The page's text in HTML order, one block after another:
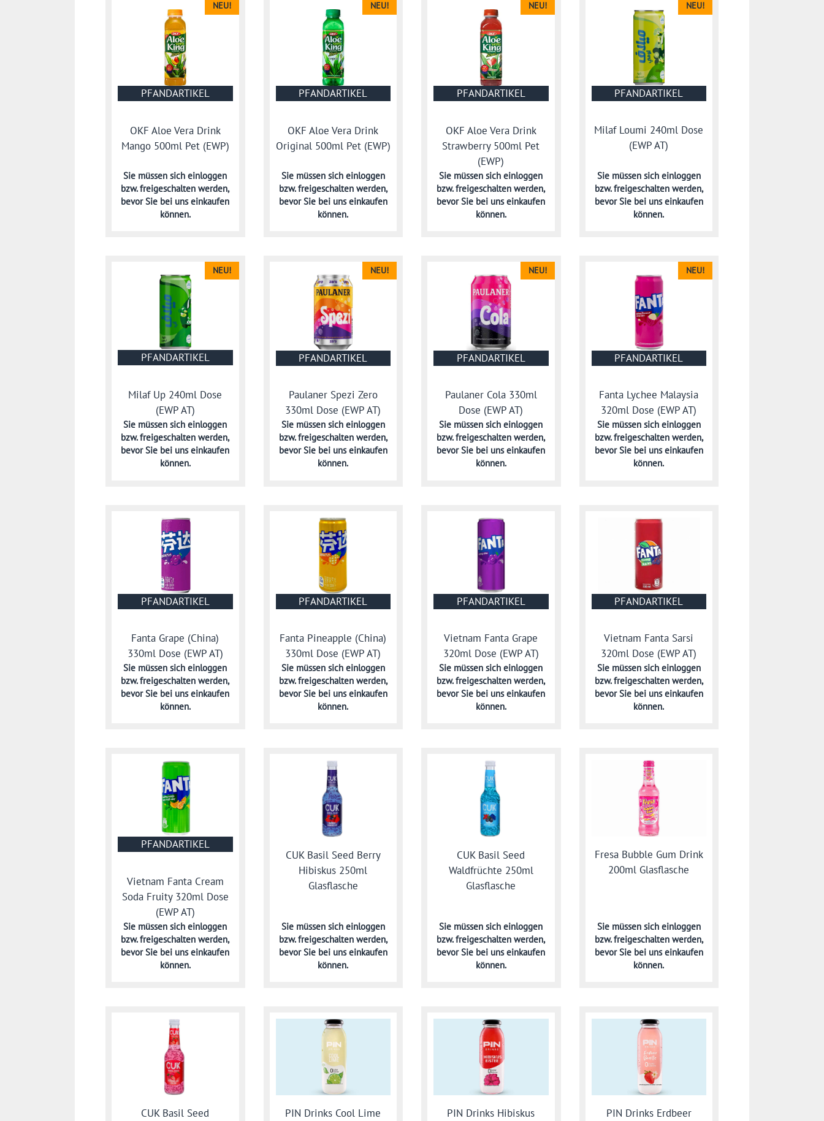
NEU!
PFANDARTIKEL
OKF Aloe Vera Drink
Mango 500ml Pet (EWP)
Sie müssen sicheinloggen
bzw. freigeschalten werden,
bevor Sie bei uns einkaufen
können.
NEU!
PFANDARTIKEL
OKF Aloe Vera Drink
Original 500ml Pet (EWP)
Sie müssen sich einloggen
bzw. freigeschalten werden,
bevor Sie bei uns einkaufen
können.
NEU!
PFANDARTIKEL
OKF Aloe Vera Drink
Strawberry 500ml Pet
(EWP)
Sie müssen sicheinloggen
bzw. freigeschalten werden,
bevor Sie bei uns einkaufen
können.
NEU!
PFANDARTIKEL
Milaf Loumi 240ml Dose
(EWP AT)
Sie müssen sich einloggen
bzw. freigeschalten werden,
bevor Sie bei uns einkaufen
können.
NEU!
PFANDARTIKEL
Milaf Up 240ml Dose
(EWP AT)
Sie müssen sicheinloggen
bzw. freigeschalten werden,
bevor Sie bei uns einkaufen
können.
NEU!
PFANDARTIKEL
Paulaner Spezi Zero
330ml Dose (EWP AT)
Sie müssen sich einloggen
bzw. freigeschalten werden,
bevor Sie bei uns einkaufen
können.
NEU!
PFANDARTIKEL
Paulaner Cola 330ml
Dose (EWP AT)
Sie müssen sicheinloggen
bzw. freigeschalten werden,
bevor Sie bei uns einkaufen
können.
NEU!
PFANDARTIKEL
Fanta Lychee Malaysia
320ml Dose (EWP AT)
Sie müssen sich einloggen
bzw. freigeschalten werden,
bevor Sie bei uns einkaufen
können.
PFANDARTIKEL
Fanta Grape (China)
330ml Dose (EWP AT)
Sie müssen sicheinloggen
bzw. freigeschalten werden,
bevor Sie bei uns einkaufen
können.
PFANDARTIKEL
Fanta Pineapple (China)
330ml Dose (EWP AT)
Sie müssen sich einloggen
bzw. freigeschalten werden,
bevor Sie bei uns einkaufen
können.
PFANDARTIKEL
Vietnam Fanta Grape
320ml Dose (EWP AT)
Sie müssen sicheinloggen
bzw. freigeschalten werden,
bevor Sie bei uns einkaufen
können.
PFANDARTIKEL
Vietnam Fanta Sarsi
320ml Dose (EWP AT)
Sie müssen sich einloggen
bzw. freigeschalten werden,
bevor Sie bei uns einkaufen
können.
PFANDARTIKEL
Vietnam Fanta Cream
Soda Fruity 320ml Dose
(EWP AT)
Sie müssen sicheinloggen
bzw. freigeschalten werden,
bevor Sie bei uns einkaufen
können.
CUK Basil Seed Berry
Hibiskus 250ml
Glasflasche
Sie müssen sich einloggen
bzw. freigeschalten werden,
bevor Sie bei uns einkaufen
können.
CUK Basil Seed
Waldfrüchte 250ml
Glasflasche
Sie müssen sicheinloggen
bzw. freigeschalten werden,
bevor Sie bei uns einkaufen
können.
Fresa Bubble Gum Drink
200ml Glasflasche
Sie müssen sich einloggen
bzw. freigeschalten werden,
bevor Sie bei uns einkaufen
können.
CUK Basil Seed
PIN Drinks Cool Lime
PIN Drinks Hibiskus
PIN Drinks Erdbeer